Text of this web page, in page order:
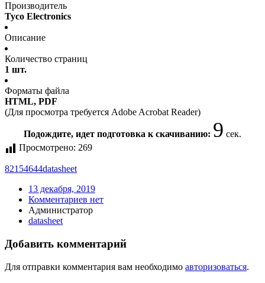
Производитель
Tyco Electronics
Описание
Количество страниц
1 шт.
Форматы файла
HTML, PDF
(Для просмотра требуется Adobe Acrobat Reader)
Подождите, идет подготовка к скачиванию: 9 сек.
Просмотрено: 269
82154644datasheet
13 декабря, 2019
Комментариев нет
Администратор
datasheet
Добавить комментарий
Для отправки комментария вам необходимо авторизоваться.